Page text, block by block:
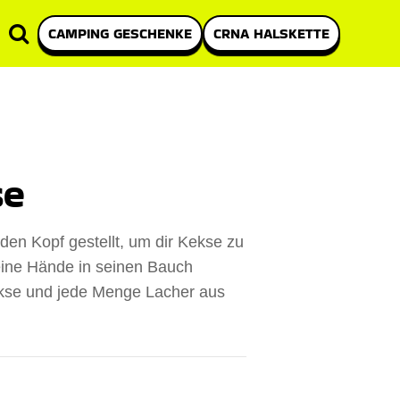
CAMPING GESCHENKE CRNA HALSKETTE
Kopf gestellt, um dir Kekse zu
Hände in seinen Bauch
und jede Menge Lacher aus